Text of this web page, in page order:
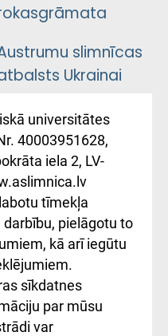
slimnīcas
Ukrainai
Східної
та співпраця з
universitātes
40003951628,
iela 2, LV-
tīmekļa
pielāgotu to
kā arī iegūtu
sīkdatnes
par mūsu
var